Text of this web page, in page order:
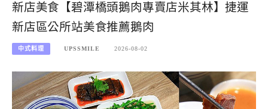
新店美食【碧潭橋頭鵝肉專賣店米其林】捷運
新店區公所站美食推薦鵝肉
中式料理 UPSSMILE 2026-08-02